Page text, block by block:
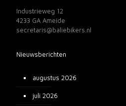
Industrieweg 12
4233 GA Ameide
secretaris@baliebikers.nl
Nieuwsberichten
augustus 2026
juli 2026